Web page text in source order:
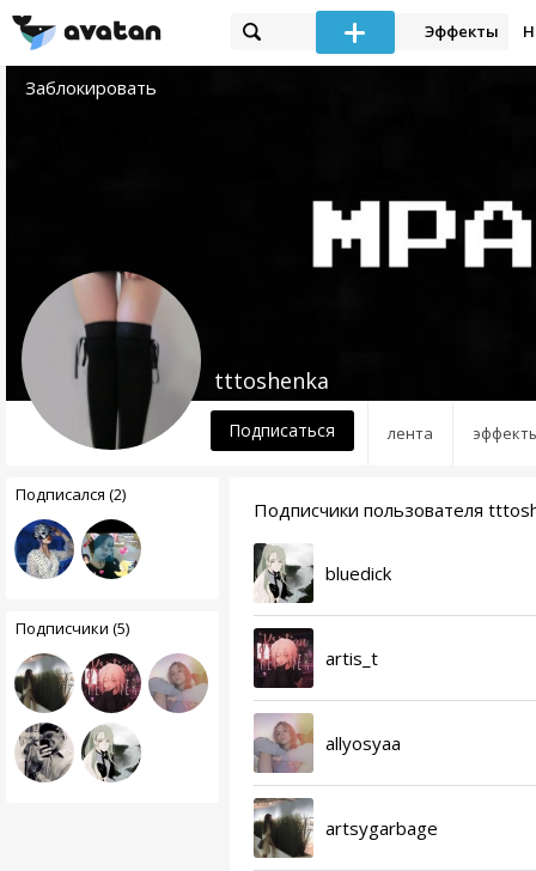
Эффекты
Заблокировать
лента
tttoshenka
Подписаться
Подписался (2)
Подписчики (5)
Подписчики пользователя
bluedick
artis_t
allyosyaa
artsygarbage